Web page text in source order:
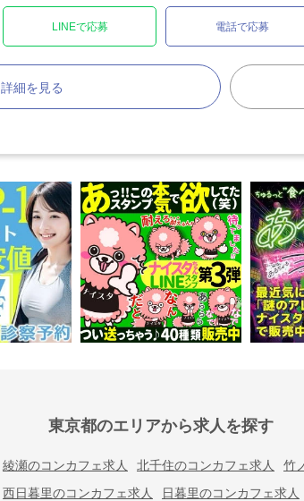
LINEで応募 電話で応募
詳細を見る
東京都のエリアから求人を探す
綾瀬のコンカフェ求人 北千住のコンカフェ求人
竹
西日暮里のコンカフェ求人
日暮里のコンカフェ求人